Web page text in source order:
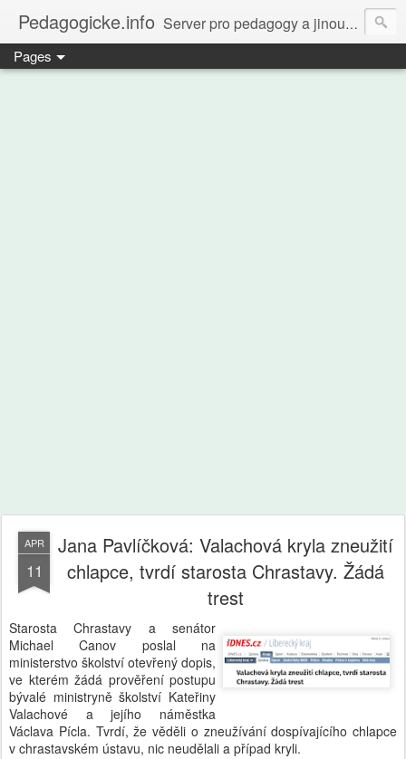
Pedagogicke.info Server pro pedagogy a jinou zvířenu
Pages
APR
11
Jana Pavlíčková: Valachová kryla zneužití
chlapce, tvrdí starosta Chrastavy. Žádá
trest
Starosta Chrastavy a senátor
Michael Canov poslal na
ministerstvo školství otevřený dopis,
ve kterém žádá prověření postupu
bývalé ministryně školství Kateřiny
Valachové a jejího náměstka
Václava Pícla. Tvrdí, že věděli o zneužívání dospívajícího chlapce
v chrastavském ústavu, nic neudělali a případ kryli.